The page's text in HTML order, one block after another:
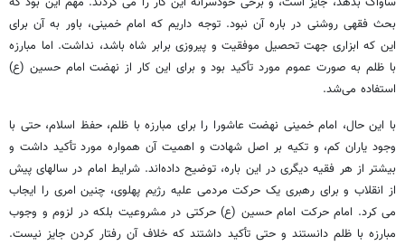
بحث فقهی روشنی در باره آن نبود. توجه داریم که امام خمینی، باور به آن برای
این که ابزاری جهت تحصیل موفقیت و پیروزی برابر شاه باشد، نداشت. اما مبارزه
با ظلم به صورت عموم مورد تأکید بود و برای این کار از نهضت امام حسین (ع)
استفاده می‌شد.
با این حال، امام خمینی نهضت عاشورا را برای مبارزه با ظلم، حفظ اسلام، حتی با
وجود یاران کم، و تکیه بر اصل شهادت و اهمیت آن همواره مورد تأکید داشت و
بیشتر از هر فقیه دیگری در این باره، توضیح داده‌اند. شرایط امام در سالهای پیش
از انقلاب و برای رهبری یک حرکت مردمی علیه رژیم پهلوی، چنین امری را ایجاب
می کرد. امام حرکت امام حسین (ع) حرکتی در مشروعیت بلکه در لزوم و وجوب
مبارزه با ظلم دانستند و حتی تأکید داشتند که خلاف آن رفتار کردن جایز نیست.